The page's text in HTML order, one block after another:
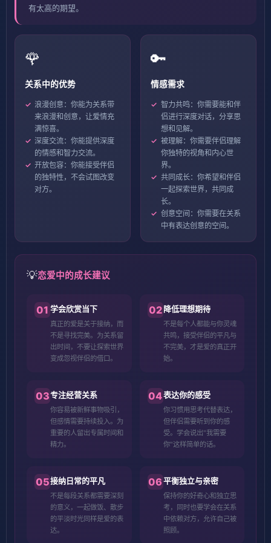
有太高的期望。
🌹
关系中的优势
浪漫创意：你能为关系带
来浪漫和创意，让爱情充
满惊喜。
深度交流：你能提供深度
的情感和智力交流。
开放包容：你能接受伴侣
的独特性，不会试图改变
对方。
🔑
情感需求
智力共鸣：你需要能和伴
侣进行深度对话，分享思
想和见解。
被理解：你需要伴侣理解
你独特的视角和内心世
界。
共同成长：你希望和伴侣
一起探索世界，共同成
长。
创意空间：你需要在关系
中有表达创意的空间。
💡恋爱中的成长建议
01 学会欣赏当下
真正的爱是关于接纳，而
不是寻找完美。为关系留
出时间，不要让探索世界
变成忽视伴侣的借口。
02 降低理想期待
不是每个人都能与你灵魂
共鸣，接受伴侣的平凡与
不完美，才是爱的真正开
始。
03专注经营关系
你容易被新鲜事物吸引，
但感情需要持续投入。为
重要的人留出专属时间和
精力。
04表达你的感受
你习惯用思考代替表达，
但伴侣需要听到你的感
受。学会说出"我需要
你"这样简单的话。
05接纳日常的平凡
不是每段关系都需要深刻
的意义，一起做饭、散步
的平淡时光同样是爱的表
达。
06平衡独立与亲密
保持你的好奇心和独立思
考，同时也要学会在关系
中依赖对方，允许自己被
照顾。